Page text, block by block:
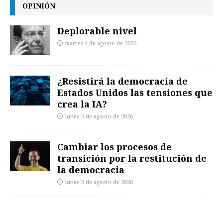
OPINIÓN
Deplorable nivel
martes 4 de agosto de 2026
¿Resistirá la democracia de
Estados Unidos las tensiones que
crea la IA?
lunes 3 de agosto de 2026
Cambiar los procesos de
transición por la restitución de
la democracia
lunes 3 de agosto de 2026